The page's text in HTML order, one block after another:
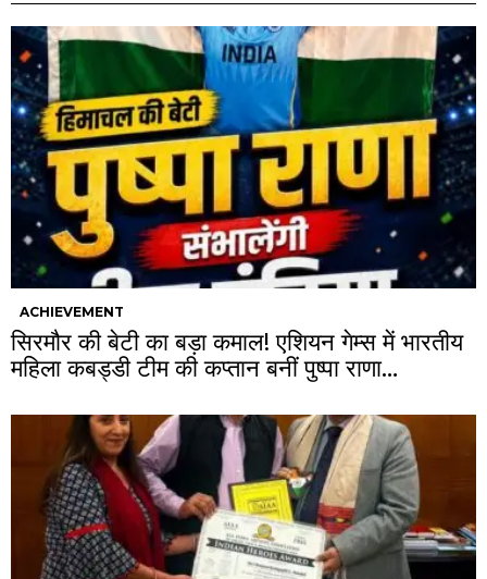
ACHIEVEMENT
सिरमौर की बेटी का बड़ा कमाल! एशियन गेम्स में भारतीय
महिला कबड्डी टीम की कप्तान बनीं पुष्पा राणा…